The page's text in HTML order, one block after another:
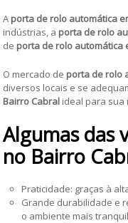
A porta de rolo automática
indústrias, a porta de rolo
de porta de rolo automática
O mercado de porta de rolo
diversos locais e se
Bairro Cabral ideal para sua
Algumas das
no Bairro
Praticidade: graças à
Grande durabilidade e
o ambiente mais